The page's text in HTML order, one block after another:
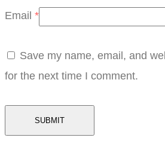
Email *
Save my name, email, and
for the next time I comment.